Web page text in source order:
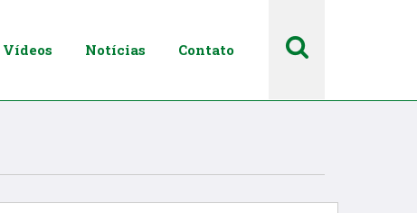
Vídeos Notícias Contato